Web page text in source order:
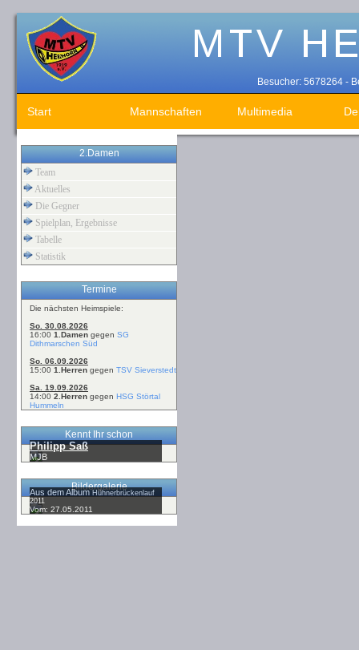
Besucher: 5678264 -
Start Mannschaften Multimedia
2.Damen
Team
Aktuelles
Die Gegner
Spielplan, Ergebnisse
Tabelle
Statistik
Termine
Die nächsten Heimspiele:
So. 30.08.2026
16:00 1.Damen gegen SG
Dithmarschen Süd
So. 06.09.2026
15:00 1.Herren gegen TSV Sieverstedt
Sa. 19.09.2026
14:00 2.Herren gegen HSG Störtal
Hummeln
Kennt Ihr schon
Philipp Saß
MJB
Bildergalerie
Aus dem AlbumHühnerbrückenlauf
2011
Vom: 27.05.2011